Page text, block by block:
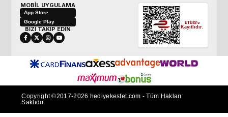
MOBİL UYGULAMA
App Store
Google Play
BİZİ TAKİP EDİN
ETBİS'e
Kayıtlıdır.
Copyright ©2017-2026 hediyekesfet.com - Tüm Hakları
Saklıdır.